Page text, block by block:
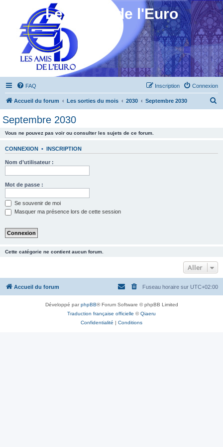
Les Amis de l'Euro
FAQ Connexion
Inscription
Accueil du forum Les sorties du mois 2030 Septembre 2030
Septembre 2030
Vous ne pouvez pas voir ou consulter les sujets de ce forum.
CONNEXION • INSCRIPTION
Nom d’utilisateur :
Mot de passe :
Se souvenir de moi
Masquer ma présence lors de cette session
Cette catégorie ne contient aucun forum.
Aller
Accueil du forum Fuseau horaire sur UTC+02:00
Développé parphpBB® Forum Software © phpBB Limited
Traduction française officielle ©Qiaeru
Confidentialité | Conditions